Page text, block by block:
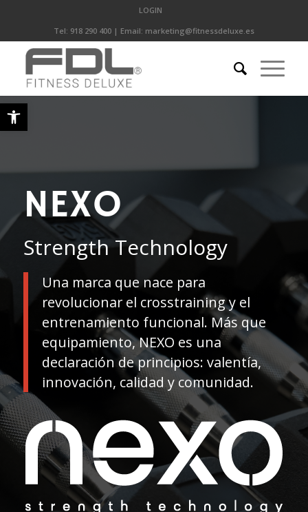
Abrir barra de herramientas
LOGIN
Tel: 918 290 400| Email: marketing@fitnessdeluxe.es
NEXO
Strength Technology
Una marca que nace para
revolucionar el crosstrainingy el
entrenamiento funcional. Más que
equipamiento, NEXO es una
declaración de principios: valentía,
innovación, calidad y comunidad.